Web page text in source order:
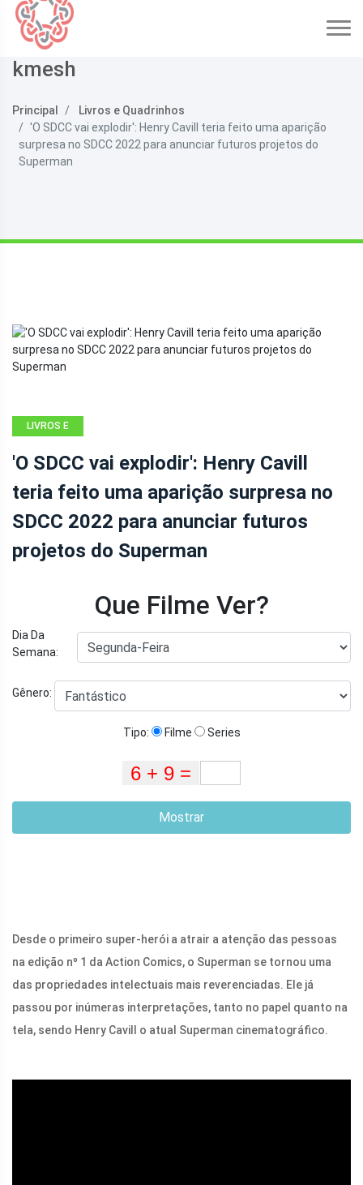
kmesh
Principal
Livros e Quadrinhos
'O SDCC vai explodir': Henry Cavill teria feito uma aparição
surpresa no SDCC 2022 para anunciar futuros projetos do
Superman
LIVROS E
'O SDCC vai explodir': Henry Cavill
teria feito uma aparição surpresa no
SDCC 2022 para anunciar futuros
projetos do Superman
Que Filme Ver?
Dia Da
Semana:
Gênero:
Tipo: Filme Series
Mostrar
Desde o primeiro super-herói a atrair a atenção das pessoas
na edição nº 1 da Action Comics, o Superman se tornou uma
das propriedades intelectuais mais reverenciadas. Ele já
passou por inúmeras interpretações, tanto no papel quanto na
tela, sendo Henry Cavill o atual Superman cinematográfico.